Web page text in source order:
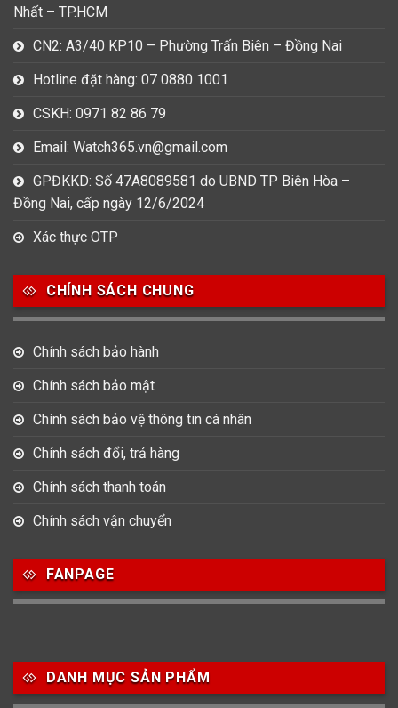
Nhất – TP.HCM
CN2: A3/40 KP10 – Phường Trấn Biên – Đồng Nai
Hotline đặt hàng: 07 0880 1001
CSKH: 0971 82 86 79
Email: Watch365.vn@gmail.com
GPĐKKD: Số 47A8089581 do UBND TP Biên Hòa –
Đồng Nai, cấp ngày 12/6/2024
Xác thực OTP
CHÍNH SÁCH CHUNG
Chính sách bảo hành
Chính sách bảo mật
Chính sách bảo vệ thông tin cá nhân
Chính sách đổi, trả hàng
Chính sách thanh toán
Chính sách vận chuyển
FANPAGE
DANH MỤC SẢN PHẨM